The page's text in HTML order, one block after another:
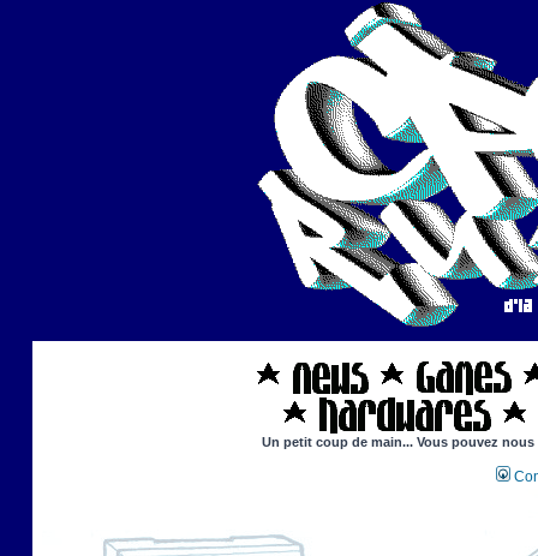
Un petit coup de main... Vous pouvez